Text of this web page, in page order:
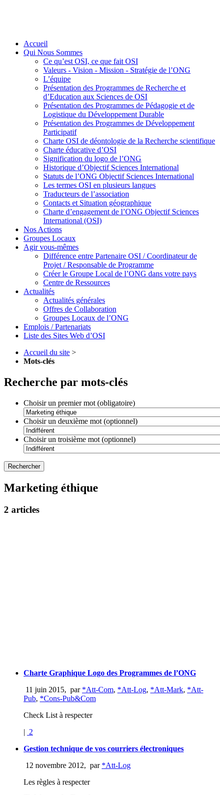
Accueil
Qui Nous Sommes
Ce qu’est OSI, ce que fait OSI
Valeurs - Vision - Mission - Stratégie de l’ONG
L’équipe
Présentation des Programmes de Recherche et
d’Education aux Sciences de OSI
Présentation des Programmes de Pédagogie et de
Logistique du Développement Durable
Présentation des Programmes de Développement
Participatif
Charte OSI de déontologie de la Recherche scientifique
Charte éducative d’OSI
Signification du logo de l’ONG
Historique d’Objectif Sciences International
Statuts de l’ONG Objectif Sciences International
Les termes OSI en plusieurs langues
Traducteurs de l’association
Contacts et Situation géographique
Charte d’engagement de l’ONG Objectif Sciences
International (OSI)
Nos Actions
Groupes Locaux
Agir vous-mêmes
Différence entre Partenaire OSI / Coordinateur de
Projet / Responsable de Programme
Créer le Groupe Local de l’ONG dans votre pays
Centre de Ressources
Actualités
Actualités générales
Offres de Collaboration
Groupes Locaux de l’ONG
Emplois / Partenariats
Liste des Sites Web d’OSI
Accueil du site >
Mots-clés
Recherche par mots-clés
Choisir un premier mot (obligatoire)
Choisir un deuxième mot (optionnel)
Choisir un troisième mot (optionnel)
Marketing éthique
2 articles
Charte Graphique Logo des Programmes de l’ONG
11 juin 2015, par *Att-Com, *Att-Log, *Att-Mark, *Att-
Pub, *Cons-Pub&Com
Check List à respecter
| 2
Gestion technique de vos courriers électroniques
12 novembre 2012, par *Att-Log
Les règles à respecter